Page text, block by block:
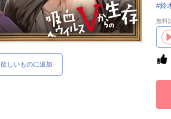
欲しいものに追加
鈴
無料